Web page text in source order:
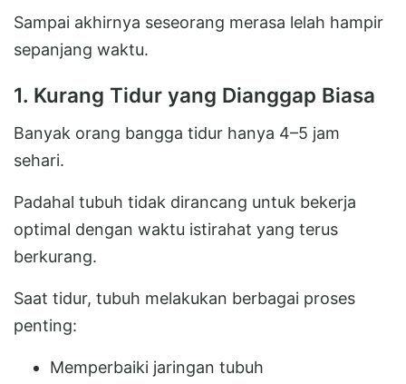
Sampai akhirnya seseorang merasa lelah hampir
sepanjang waktu.
1. Kurang Tidur yang Dianggap Biasa
Banyak orang bangga tidur hanya 4–5 jam
sehari.
Padahal tubuh tidak dirancang untuk bekerja
optimal dengan waktu istirahat yang terus
berkurang.
Saat tidur, tubuh melakukan berbagai proses
penting:
Memperbaiki jaringan tubuh